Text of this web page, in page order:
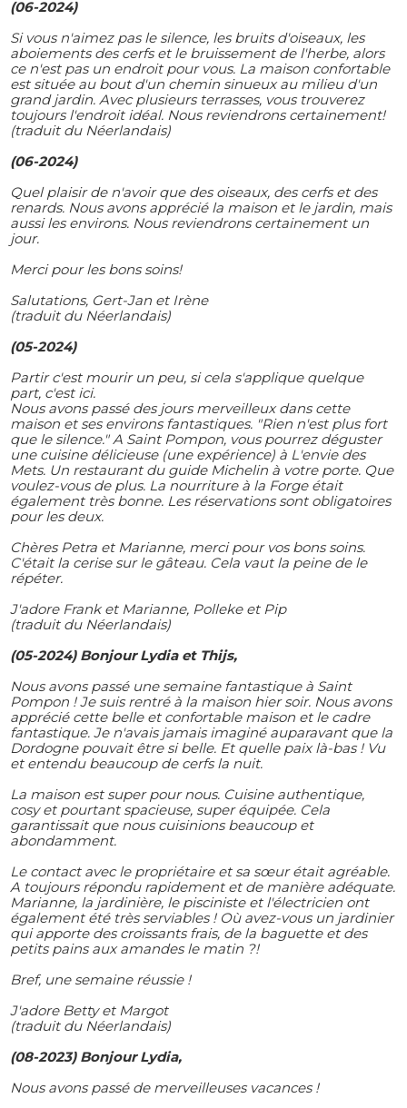
(06-2024)
Si vous n'aimez pas le silence, les bruits d'oiseaux, les
aboiements des cerfs et le bruissement de l'herbe, alors
ce n'est pas un endroit pour vous. La maison confortable
est située au bout d'un chemin sinueux au milieu d'un
grand jardin. Avec plusieurs terrasses, vous trouverez
toujours l'endroit idéal. Nous reviendrons certainement!
(traduit du Néerlandais)
(06-2024)
Quel plaisir de n'avoir que des oiseaux, des cerfs et des
renards. Nous avons apprécié la maison et le jardin, mais
aussi les environs. Nous reviendrons certainement un
jour.
Merci pour les bons soins!
Salutations, Gert-Jan et Irène
(traduit du Néerlandais)
(05-2024)
Partir c'est mourir un peu, si cela s'applique quelque
part, c'est ici.
Nous avons passé des jours merveilleux dans cette
maison et ses environs fantastiques. "Rien n'est plus fort
que le silence." A Saint Pompon, vous pourrez déguster
une cuisine délicieuse (une expérience) à L'envie des
Mets. Un restaurant du guide Michelin à votre porte. Que
voulez-vous de plus. La nourriture à la Forge était
également très bonne. Les réservations sont obligatoires
pour les deux.
Chères Petra et Marianne, merci pour vos bons soins.
C'était la cerise sur le gâteau. Cela vaut la peine de le
répéter.
J'adore Frank et Marianne, Polleke et Pip
(traduit du Néerlandais)
(05-2024) Bonjour Lydia et Thijs,
Nous avons passé une semaine fantastique à Saint
Pompon ! Je suis rentré à la maison hier soir. Nous avons
apprécié cette belle et confortable maison et le cadre
fantastique. Je n'avais jamais imaginé auparavant que la
Dordogne pouvait être si belle. Et quelle paix là-bas ! Vu
et entendu beaucoup de cerfs la nuit.
La maison est super pour nous. Cuisine authentique,
cosy et pourtant spacieuse, super équipée. Cela
garantissait que nous cuisinions beaucoup et
abondamment.
Le contact avec le propriétaire et sa sœur était agréable.
A toujours répondu rapidement et de manière adéquate.
Marianne, la jardinière, le pisciniste et l'électricien ont
également été très serviables ! Où avez-vous un jardinier
qui apporte des croissants frais, de la baguette et des
petits pains aux amandes le matin ?!
Bref, une semaine réussie !
J'adore Betty et Margot
(traduit du Néerlandais)
(08-2023) Bonjour Lydia,
Nous avons passé de merveilleuses vacances !